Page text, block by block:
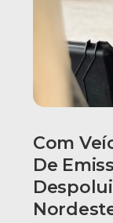
Com
De